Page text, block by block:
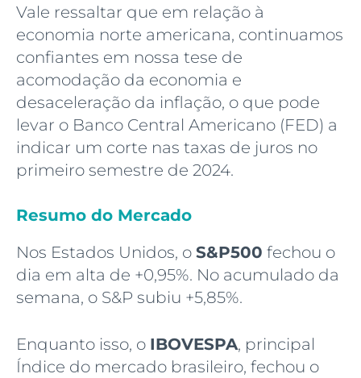
Vale ressaltar que em relação à
economia norte americana, continuamos
confiantes em nossa tese de
acomodação da economia e
desaceleração da inflação, o que pode
levar o Banco Central Americano (FED) a
indicar um corte nas taxas de juros no
primeiro semestre de 2024.
Resumo do Mercado
Nos Estados Unidos, o S&P500 fechou o
dia em alta de +0,95%. No acumulado da
semana, o S&P subiu +5,85%.
Enquanto isso, o IBOVESPA, principal
Índice do mercado brasileiro, fechou o